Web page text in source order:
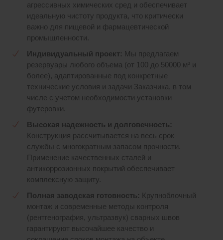
агрессивных химических сред и обеспечивает
идеальную чистоту продукта, что критически
важно для пищевой и фармацевтической
промышленности.
Индивидуальный проект: Мы предлагаем
резервуары любого объема (от 100 до 50000 м³ и
более), адаптированные под конкретные
технические условия и задачи Заказчика, в том
числе с учетом необходимости установки
футеровки.
Высокая надежность и долговечность:
Конструкция рассчитывается на весь срок
службы с многократным запасом прочности.
Применение качественных сталей и
антикоррозионных покрытий обеспечивает
комплексную защиту.
Полная заводская готовность: Крупноблочный
монтаж и современные методы контроля
(рентгенография, ультразвук) сварных швов
гарантируют высочайшее качество и